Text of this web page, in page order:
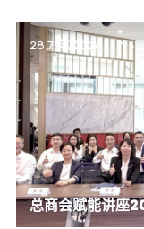
28 7 月, 2026
总商会赋能讲座